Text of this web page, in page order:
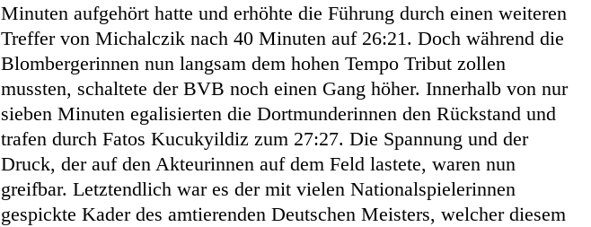
Minuten aufgehört hatte und erhöhte die Führung durch einen weiteren
Treffer von Michalczik nach 40 Minuten auf 26:21. Doch während die
Blombergerinnen nun langsam dem hohen Tempo Tribut zollen
mussten, schaltete der BVB noch einen Gang höher. Innerhalb von nur
sieben Minuten egalisierten die Dortmunderinnen den Rückstand und
trafen durch Fatos Kucukyildiz zum 27:27. Die Spannung und der
Druck, der auf den Akteurinnen auf dem Feld lastete, waren nun
greifbar. Letztendlich war es der mit vielen Nationalspielerinnen
gespickte Kader des amtierenden Deutschen Meisters, welcher diesem